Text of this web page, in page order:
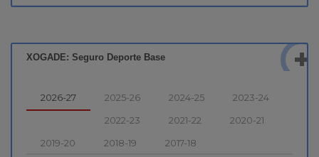
XOGADE: Seguro Deporte Base
2026-27 2025-26 2024-25
2023-24
2022-23
2021-22
2020-21
2019-20
2018-19 2017-18